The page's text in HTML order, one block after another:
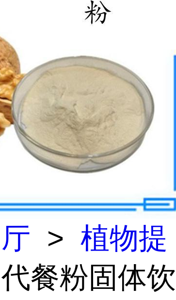
> 植物提
餐粉固体饮